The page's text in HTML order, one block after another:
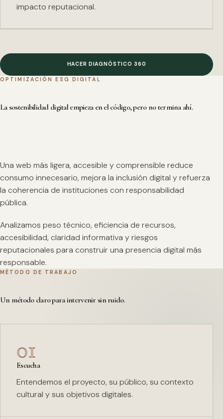
impacto reputacional.
HACER DIAGNÓSTICO 360
OPTIMIZACIÓN ESG DIGITAL
La sostenibilidad digital empieza en el código, pero no termina ahí.
Una web más ligera, accesible y comprensible reduce
consumo innecesario, mejora la inclusión digital y refuerza
la coherencia de instituciones con responsabilidad
pública.
Analizamos peso técnico, eficiencia de recursos,
accesibilidad, claridad informativa y riesgos
reputacionales para construir una presencia digital más
responsable.
MÉTODO DE TRABAJO
Un método claro para intervenir sin ruido.
01
Escucha
Entendemos el proyecto, su público, su contexto
cultural y sus objetivos digitales.